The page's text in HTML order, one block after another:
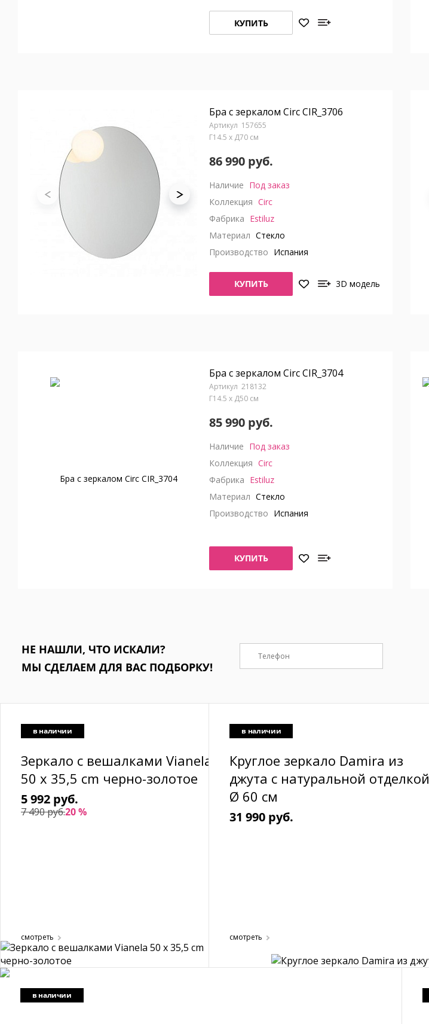
КУПИТЬ
Бра с зеркалом Circ CIR_3706
157655
Г14.5 x Д70 см
86 990 руб.
Наличие Под заказ
Коллекция Circ
Фабрика Estiluz
Материал Стекло
Производство Испания
КУПИТЬ 3D модель
Бра с зеркалом Circ CIR_3704
218132
Г14.5 x Д50 см
85 990 руб.
Наличие Под заказ
Коллекция Circ
Фабрика Estiluz
Материал Стекло
Производство Испания
КУПИТЬ
НЕ НАШЛИ, ЧТО ИСКАЛИ?
МЫ СДЕЛАЕМ ДЛЯ ВАС ПОДБОРКУ!
в наличии
смотреть
Зеркало с вешалками Vianela
50 x 35,5 cm черно-золотое
5 992 руб.
7 490 руб.20 %
в наличии
смотреть
Круглое зеркало Damira из
джута с натуральной отделкой
Ø 60 см
31 990 руб.
в наличии